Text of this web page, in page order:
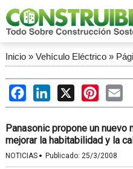
Inicio» Vehículo Eléctrico»
FacebookLinkedIn
X Pinterest
Panasonic propone un nuevo
mejorar la habitabilidad y la
NOTICIAS · Publicado: 25/3/2008